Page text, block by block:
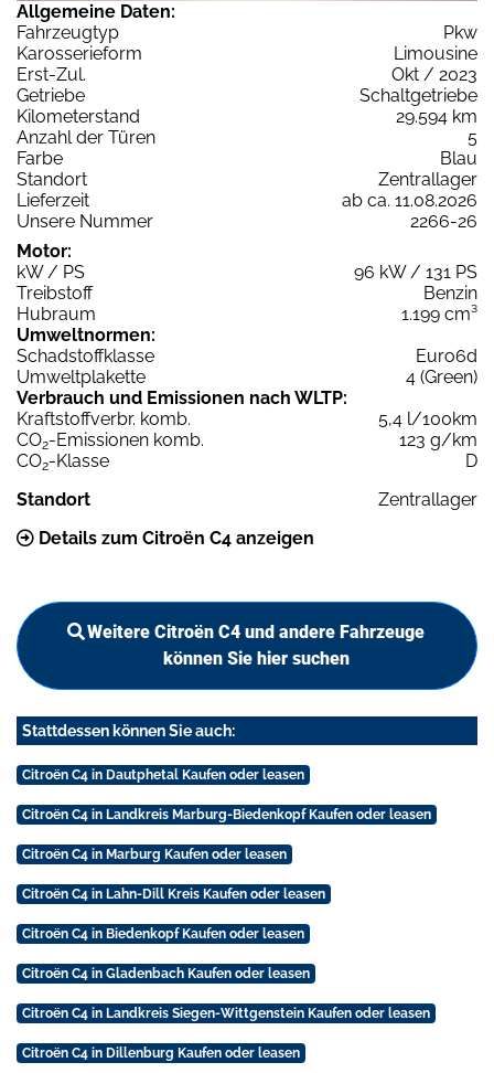
Allgemeine Daten:
Fahrzeugtyp
Pkw
Karosserieform
Limousine
Erst-Zul.
Okt / 2023
Getriebe
Schaltgetriebe
Kilometerstand
29.594 km
Anzahl der Türen
5
Farbe
Blau
Standort
Zentrallager
Lieferzeit
ab ca. 11.08.2026
Unsere Nummer
2266-26
Motor:
kW / PS
96 kW / 131 PS
Treibstoff
Benzin
Hubraum
1.199 cm³
Umweltnormen:
Schadstoffklasse
Euro6d
Umweltplakette
4 (Green)
Verbrauch und Emissionen nach WLTP:
Kraftstoffverbr. komb.
5,4 l/100km
CO2-Emissionen komb.
123 g/km
CO2-Klasse
D
Standort
Zentrallager
Details zum Citroën C4 anzeigen
Weitere Citroën C4 und andere Fahrzeuge
können Sie hier suchen
Stattdessen können Sie auch:
Citroën C4 in Dautphetal Kaufen oder leasen
Citroën C4 in Landkreis Marburg-Biedenkopf Kaufen oder leasen
Citroën C4 in Marburg Kaufen oder leasen
Citroën C4 in Lahn-Dill Kreis Kaufen oder leasen
Citroën C4 in Biedenkopf Kaufen oder leasen
Citroën C4 in Gladenbach Kaufen oder leasen
Citroën C4 in Landkreis Siegen-Wittgenstein Kaufen oder leasen
Citroën C4 in Dillenburg Kaufen oder leasen